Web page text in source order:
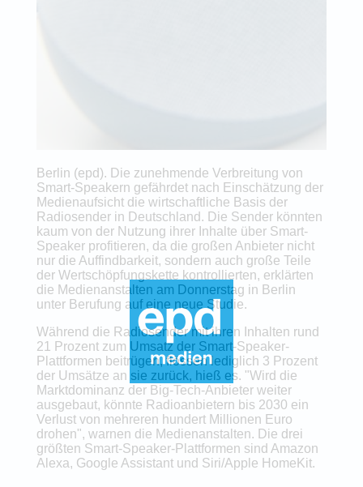
Berlin (epd). Die zunehmende Verbreitung von
Smart-Speakern gefährdet nach Einschätzung der
Medienaufsicht die wirtschaftliche Basis der
Radiosender in Deutschland. Die Sender könnten
kaum von der Nutzung ihrer Inhalte über Smart-
Speaker profitieren, da die großen Anbieter nicht
nur die Auffindbarkeit, sondern auch große Teile
der Wertschöpfungskette kontrollierten, erklärten
die Medienanstalten am Donnerstag in Berlin
unter Berufung auf eine neue Studie.
Während die Radiosender mit ihren Inhalten rund
21 Prozent zum Umsatz der Smart-Speaker-
Plattformen beitrügen, flössen lediglich 3 Prozent
der Umsätze an sie zurück, hieß es. "Wird die
Marktdominanz der Big-Tech-Anbieter weiter
ausgebaut, könnte Radioanbietern bis 2030 ein
Verlust von mehreren hundert Millionen Euro
drohen", warnen die Medienanstalten. Die drei
größten Smart-Speaker-Plattformen sind Amazon
Alexa, Google Assistant und Siri/Apple HomeKit.